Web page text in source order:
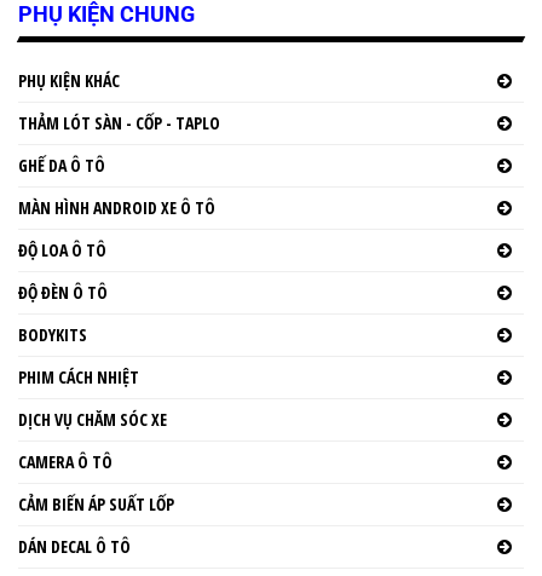
PHỤ KIỆN CHUNG
PHỤ KIỆN KHÁC
THẢM LÓT SÀN - CỐP - TAPLO
GHẾ DA Ô TÔ
MÀN HÌNH ANDROID XE Ô TÔ
ĐỘ LOA Ô TÔ
ĐỘ ĐÈN Ô TÔ
BODYKITS
PHIM CÁCH NHIỆT
DỊCH VỤ CHĂM SÓC XE
CAMERA Ô TÔ
CẢM BIẾN ÁP SUẤT LỐP
DÁN DECAL Ô TÔ